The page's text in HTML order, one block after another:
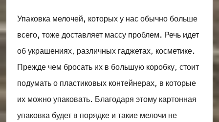
Упаковка мелочей, которых у нас обычно больше
всего, тоже доставляет массу проблем. Речь идет
об украшениях, различных гаджетах, косметике.
Прежде чем бросать их в большую коробку, стоит
подумать о пластиковых контейнерах, в которые
их можно упаковать. Благодаря этому картонная
упаковка будет в порядке и такие мелочи не